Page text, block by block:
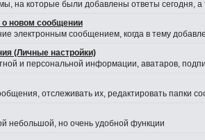
на которые были добавлены ответы сегодня,
новом сообщении
электронным сообщением, когда в тему
(Личные настройки)
и персональной информации, аватаров,
отслеживать их, редактировать папки
небольшой, но очень удобной функции